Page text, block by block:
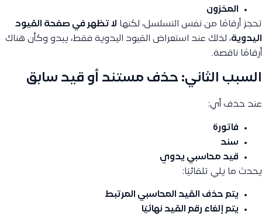
المخزون
تحجز أرقامًا من نفس التسلسل، لكنها لا تظهر في صفحة القيود
اليدوية، لذلك عند استعراض القيود اليدوية فقط، يبدو وكأن هناك
أرقامًا ناقصة.
السبب الثاني: حذف مستند أو قيد سابق
عند حذف أي:
فاتورة
سند
قيد محاسبي يدوي
يحدث ما يلي تلقائيًا:
يتم حذف القيد المحاسبي المرتبط
يتم إلغاء رقم القيد نهائيًا